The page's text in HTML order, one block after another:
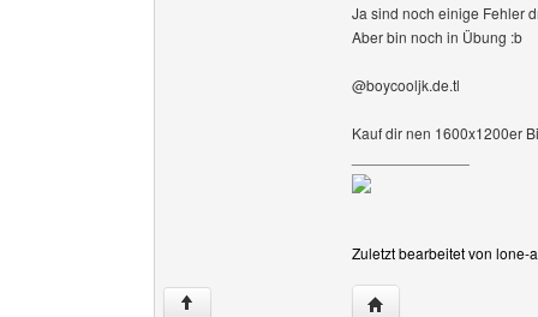
Ja sind noch einige Fehler
Aber bin noch in Übung :b
@boycooljk.de.tl
Kauf dir nen 1600x1200er
Zuletzt bearbeitet von lone-
↑ Website dieses